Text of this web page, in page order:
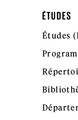
ÉTUDES
Études